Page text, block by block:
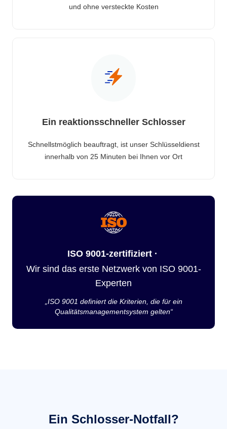
und ohne versteckte Kosten
Ein reaktionsschneller Schlosser
Schnellstmöglich beauftragt, ist unser Schlüsseldienst
innerhalb von 25 Minuten bei Ihnen vor Ort
ISO 9001-zertifiziert ·
Wir sind das erste Netzwerk von ISO 9001-
Experten
„ISO 9001 definiert die Kriterien, die für ein
Qualitätsmanagementsystem gelten“
Ein Schlosser-Notfall?